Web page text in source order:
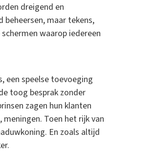
dreigend en
maar tekens,
waarop iedereen
een speelse toevoeging
toog besprak zonder
zagen hun klanten
Toen het rijk van
En zoals altijd